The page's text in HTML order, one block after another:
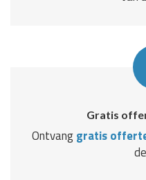
Gratis
Ontvanggratis